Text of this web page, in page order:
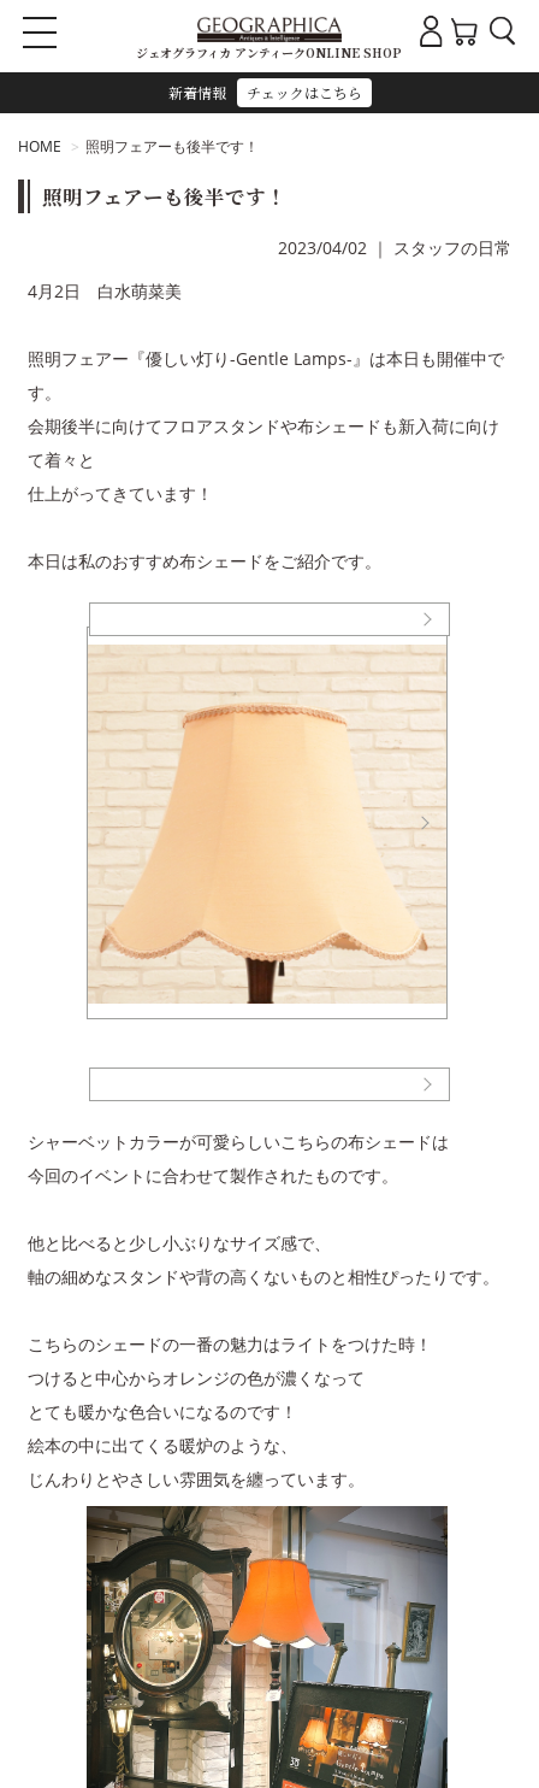
新着情報 チェックはこちら
ジェオグラフィカ アンティークONLINE SHOP
HOME 照明フェアーも後半です！
照明フェアーも後半です！
2023/04/02 ｜ スタッフの日常
4月2日 白水萌菜美
照明フェアー『優しい灯り-Gentle Lamps-』は本日も開催中で
す。
会期後半に向けてフロアスタンドや布シェードも新入荷に向け
て着々と
仕上がってきています！
本日は私のおすすめ布シェードをご紹介です。
シャーベットカラーが可愛らしいこちらの布シェードは
今回のイベントに合わせて製作されたものです。
他と比べると少し小ぶりなサイズ感で、
軸の細めなスタンドや背の高くないものと相性ぴったりです。
こちらのシェードの一番の魅力はライトをつけた時！
つけると中心からオレンジの色が濃くなって
とても暖かな色合いになるのです！
絵本の中に出てくる暖炉のような、
じんわりとやさしい雰囲気を纏っています。